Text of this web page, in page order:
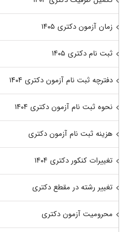
زمان آزمون دکتری ۱۴۰۵
ثبت نام دکتری ۱۴۰۵
دفترچه ثبت نام آزمون دکتری ۱۴۰۴
نحوه ثبت نام آزمون دکتری ۱۴۰۴
هزینه ثبت نام آزمون دکتری
تغییرات کنکور دکتری ۱۴۰۴
تغییر رشته در مقطع دکتری
محرومیت آزمون دکتری